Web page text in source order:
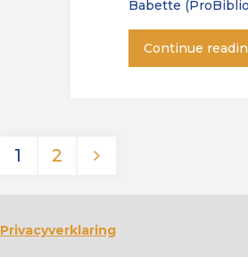
Babette
Continue
1 2
Privacyverklaring